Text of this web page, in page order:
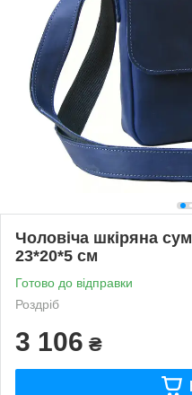
Чоловіча шкіряна
23*20*5 см
Готово до відправки
Роздріб
3 106 ₴